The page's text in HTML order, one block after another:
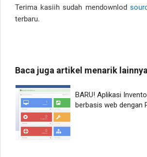
Terima kasiih sudah mendownlod
terbaru.